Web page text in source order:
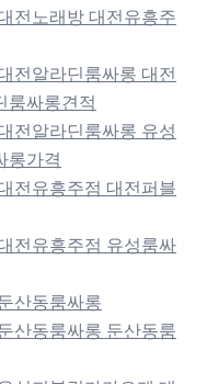
전노래방 대전유흥주
전알라딘룸싸롱 대전
룸싸롱견적
전알라딘룸싸롱 유성
롱가격
전유흥주점 대전퍼블
전유흥주점 유성룸싸
산동룸싸롱
산동룸싸롱 둔산동룸